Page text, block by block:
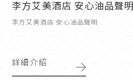
李方艾美酒店 安心油品聲明
李方艾美酒店 安心油品聲明
詳細介紹